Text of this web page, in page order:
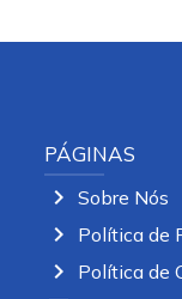
PÁGINAS
chevron_right Sobre Nós
chevron_right Política de
chevron_right Política de